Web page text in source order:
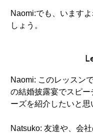
Naomi:でも、います
しょう。
Naomi: このレッスン
の結婚披露宴でスピ
ーズを紹介したいと思
Natsuko: 友達や、会